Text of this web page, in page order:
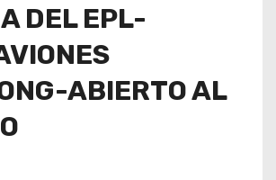
DEL EPL-
ABIERTO AL